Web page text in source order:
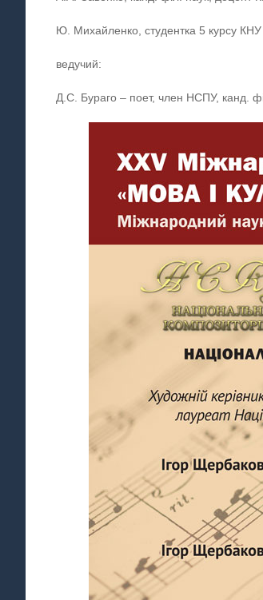
Ю. Михайленко, студентка 5 курсу
ведучий:
Д.С. Бураго – поет, член НСПУ, канд.